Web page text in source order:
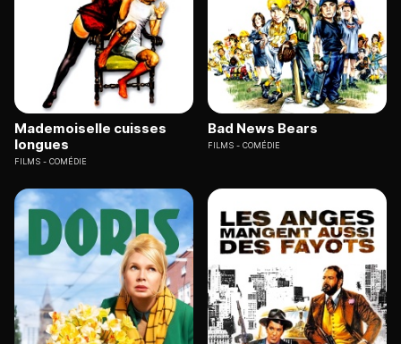
Mademoiselle cuisses
longues
FILMS COMÉDIE
Bad News Bears
FILMS COMÉDIE